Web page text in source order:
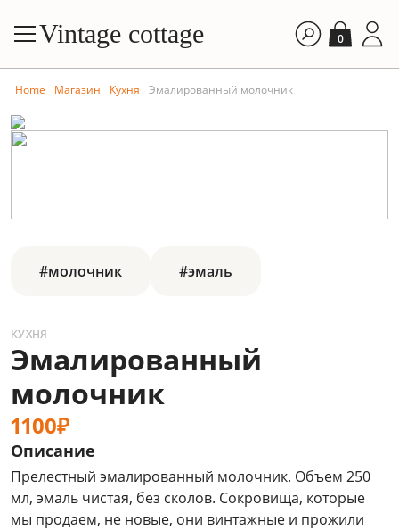
Vintage cottage 0
Home Магазин Кухня Эмалированный молочник
#молочник #эмаль
КУХНЯ
Эмалированный
молочник
1100₽
Описание
Прелестный эмалированный молочник. Объем 250
мл, эмаль чистая, без сколов. Сокровища, которые
мы продаем, не новые, они винтажные и прожили